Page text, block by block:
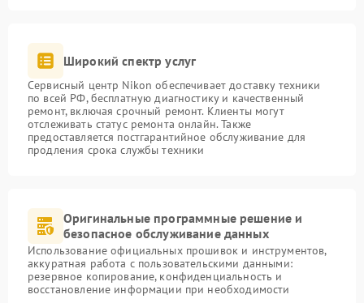
Широкий спектр услуг
Сервисный центр Nikon обеспечивает доставку техники
по всей РФ, бесплатную диагностику и качественный
ремонт, включая срочный ремонт. Клиенты могут
отслеживать статус ремонта онлайн. Также
предоставляется постгарантийное обслуживание для
продления срока службы техники
Оригинальные программные решение и
безопасное обслуживание данных
Использование официальных прошивок и инструментов,
аккуратная работа с пользовательскими данными:
резервное копирование, конфиденциальность и
восстановление информации при необходимости